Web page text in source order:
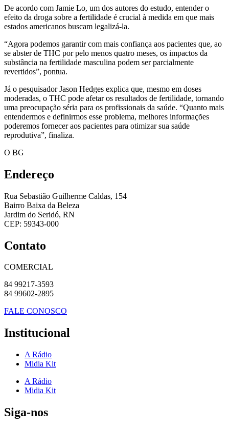
De acordo com Jamie Lo, um dos autores do estudo, entender o
efeito da droga sobre a fertilidade é crucial à medida em que mais
estados americanos buscam legalizá-la.
“Agora podemos garantir com mais confiança aos pacientes que, ao
se abster de THC por pelo menos quatro meses, os impactos da
substância na fertilidade masculina podem ser parcialmente
revertidos”, pontua.
Já o pesquisador Jason Hedges explica que, mesmo em doses
moderadas, o THC pode afetar os resultados de fertilidade, tornando
uma preocupação séria para os profissionais da saúde. “Quanto mais
entendermos e definirmos esse problema, melhores informações
poderemos fornecer aos pacientes para otimizar sua saúde
reprodutiva”, finaliza.
O BG
Endereço
Rua Sebastião Guilherme Caldas, 154
Bairro Baixa da Beleza
Jardim do Seridó, RN
CEP: 59343-000
Contato
COMERCIAL
84 99217-3593
84 99602-2895
FALE CONOSCO
Institucional
A Rádio
Midia Kit
A Rádio
Midia Kit
Siga-nos